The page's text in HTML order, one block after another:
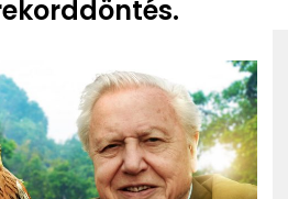
ARCHÍVUM
TÁJÉKOZTATÓ